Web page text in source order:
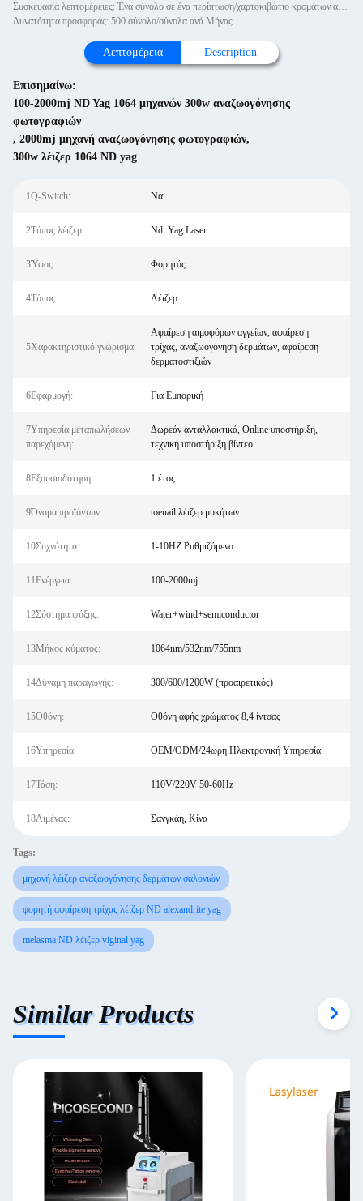
Συσκευασία λεπτομέρειες: Ένα σύνολο σε ένα περίπτωση/χαρτοκιβώτιο κραμάτων αλουμινίου. Ο podiatry ιατρικός εξοπλισμός αφαίρεσ
Δυνατότητα προσφοράς: 500 σύνολο/σύνολα ανά Μήνας
Λεπτομέρεια Description
Επισημαίνω:
100-2000mj ND Yag 1064 μηχανών 300w αναζωογόνησης
φωτογραφιών
, 2000mj μηχανή αναζωογόνησης φωτογραφιών,
300w λέιζερ 1064 ND yag
1Q-Switch: Ναι
2Τύπος λέιζερ: Nd: Yag Laser
3Ύφος: Φορητός
4Τύπος: Λέιζερ
5Χαρακτηριστικό γνώρισμα:
Αφαίρεση αιμοφόρων αγγείων, αφαίρεση
τρίχας, αναζωογόνηση δερμάτων, αφαίρεση
δερματοστιξιών
6Εφαρμογή: Για Εμπορική
7Υπηρεσία μεταπωλήσεων
παρεχόμενη:
Δωρεάν ανταλλακτικά, Online υποστήριξη,
τεχνική υποστήριξη βίντεο
8Εξουσιοδότηση: 1 έτος
9Όνομα προϊόντων: toenail λέιζερ μυκήτων
10Συχνότητα: 1-10HZ Ρυθμιζόμενο
11Ενέργεια: 100-2000mj
12Σύστημα ψύξης: Water+wind+semiconductor
13Μήκος κύματος: 1064nm/532nm/755nm
14Δύναμη παραγωγής: 300/600/1200W (προαιρετικός)
15Οθόνη: Οθόνη αφής χρώματος 8,4 ίντσας
16Υπηρεσία: OEM/ODM/24ωρη Ηλεκτρονική Υπηρεσία
17Τάση: 110V/220V 50-60Hz
18Λιμένας: Σανγκάη, Κίνα
Tags:
μηχανή λέιζερ αναζωογόνησης δερμάτων σαλονιών
φορητή αφαίρεση τρίχας λέιζερ ND alexandrite yag
melasma ND λέιζερ viginal yag
Similar Products